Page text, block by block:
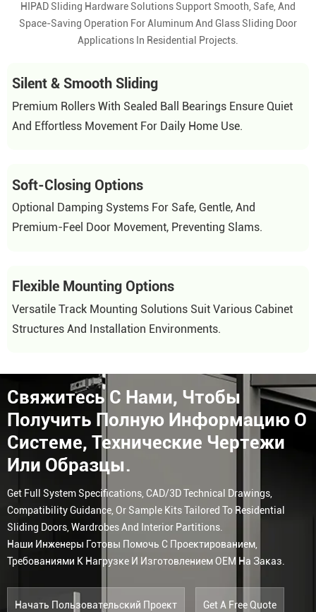
HIPAD Sliding Hardware Solutions Support Smooth, Safe, And
Space-Saving Operation For Aluminum And Glass Sliding Door
Applications In Residential Projects.
Silent & Smooth Sliding
Premium Rollers With Sealed Ball Bearings Ensure Quiet
And Effortless Movement For Daily Home Use.
Soft-Closing Options
Optional Damping Systems For Safe, Gentle, And
Premium-Feel Door Movement, Preventing Slams.
Flexible Mounting Options
Versatile Track Mounting Solutions Suit Various Cabinet
Structures And Installation Environments.
Свяжитесь С Нами, Чтобы
Получить Полную Информацию О
Системе, Технические Чертежи
Или Образцы.
Get Full System Specifications, CAD/3D Technical Drawings,
Compatibility Guidance, Or Sample Kits Tailored To Residential
Sliding Doors, Wardrobes And Interior Partitions.
Наши Инженеры Готовы Помочь С Проектированием,
Требованиями К Нагрузке И Изготовлением OEM На Заказ.
Начать Пользовательский Проект Get A Free Quote